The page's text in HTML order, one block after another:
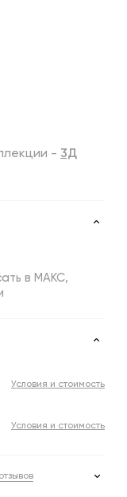
- 3Д
в МАКС,
Условия и стоимость
Условия и стоимость